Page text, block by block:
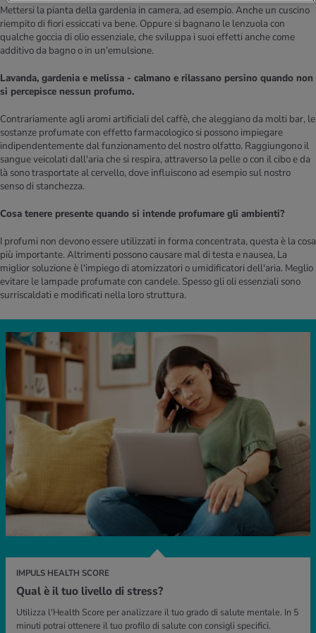
Mettersi la pianta della gardenia in camera, ad esempio. Anche un cuscino
riempito di fiori essiccati va bene. Oppure si bagnano le lenzuola con
qualche goccia di olio essenziale, che sviluppa i suoi effetti anche come
additivo da bagno o in un'emulsione.
Lavanda, gardenia e melissa - calmano e rilassano persino quando non
si percepisce nessun profumo.
Contrariamente agli aromi artificiali del caffè, che aleggiano da molti bar, le
sostanze profumate con effetto farmacologico si possono impiegare
indipendentemente dal funzionamento del nostro olfatto. Raggiungono il
sangue veicolati dall'aria che si respira, attraverso la pelle o con il cibo e da
là sono trasportate al cervello, dove influiscono ad esempio sul nostro
senso di stanchezza.
Cosa tenere presente quando si intende profumare gli ambienti?
I profumi non devono essere utilizzati in forma concentrata, questa è la cosa
più importante. Altrimenti possono causare mal di testa e nausea, La
miglior soluzione è l'impiego di atomizzatori o umidificatori dell'aria. Meglio
evitare le lampade profumate con candele. Spesso gli oli essenziali sono
surriscaldati e modificati nella loro struttura.
IMPULS HEALTH SCORE
Qual è il tuo livello di stress?
Utilizza l'Health Score per analizzare il tuo grado di salute mentale. In 5
minuti potrai ottenere il tuo profilo di salute con consigli specifici.